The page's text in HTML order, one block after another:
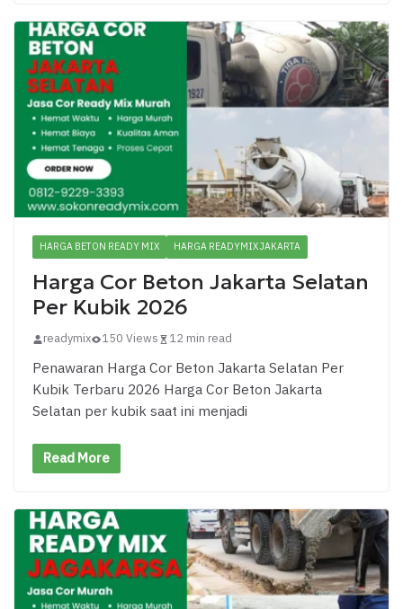
HARGA BETON READY MIX HARGA READYMIX JAKARTA
Harga Cor Beton Jakarta Selatan
Per Kubik 2026
readymix 150 Views 12 min read
Penawaran Harga Cor Beton Jakarta Selatan Per
Kubik Terbaru 2026 Harga Cor Beton Jakarta
Selatan per kubik saat ini menjadi
Read More